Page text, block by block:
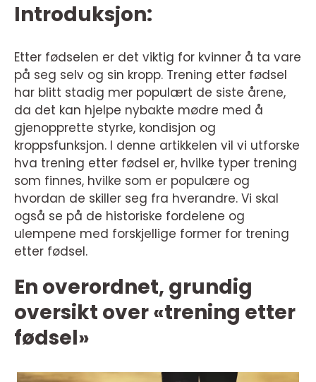
Introduksjon:
Etter fødselen er det viktig for kvinner å ta vare
på seg selv og sin kropp. Trening etter fødsel
har blitt stadig mer populært de siste årene,
da det kan hjelpe nybakte mødre med å
gjenopprette styrke, kondisjon og
kroppsfunksjon. I denne artikkelen vil vi utforske
hva trening etter fødsel er, hvilke typer trening
som finnes, hvilke som er populære og
hvordan de skiller seg fra hverandre. Vi skal
også se på de historiske fordelene og
ulempene med forskjellige former for trening
etter fødsel.
En overordnet, grundig
oversikt over «trening etter
fødsel»